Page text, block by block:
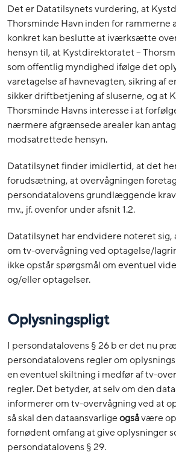
Det er Datatilsynets vurdering, at
Thorsminde Havn inden for rammerne
konkret kan beslutte at iværksætte
hensyn til, at Kystdirektoratet –
som offentlig myndighed ifølge det
varetagelse af havnevagten, sikring af
sikker driftbetjening af sluserne, og at
Thorsminde Havns interesse i at
nærmere afgrænsede arealer kan
modsatrettede hensyn.
Datatilsynet finder imidlertid, at det
forudsætning, at overvågningen
persondatalovens grundlæggende
mv., jf. ovenfor under afsnit 1.2.
Datatilsynet har endvidere noteret sig,
om tv-overvågning ved optagelse/
ikke opstår spørgsmål om eventuel
og/eller optagelser.
Oplysningspligt
I persondatalovens § 26 b er det nu
persondatalovens regler om
en eventuel skiltning i medfør af tv-
regler. Det betyder, at selv om den
informerer om tv-overvågning ved at
så skal den dataansvarligeogsåvære
fornødent omfang at give oplysninger
persondatalovens § 29.